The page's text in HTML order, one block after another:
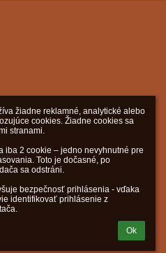
žiadne reklamné, analytické alebo
cookies. Žiadne cookies sa
stranami.
iba 2 cookie – jedno nevyhnutné pre
Toto je dočasné, po
sa odstráni.
bezpečnosť prihlásenia - vďaka
identifikovať prihlásenie z
Ok